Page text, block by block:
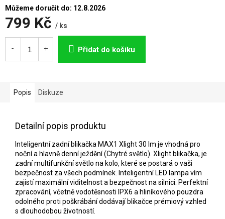
799 Kč / ks
Měrná
cena:
Můžeme doručit do: 12.8.2026
Přidat do košíku
Popis Diskuze
Detailní popis produktu
Inteligentní zadní blikačka MAX1 Xlight 30 lm je vhodná pro
noční a hlavně denní ježdění (Chytré světlo). Xlight blikačka, je
zadní multifunkční světlo na kolo, které se postará o vaši
bezpečnost za všech podmínek. Inteligentní LED lampa vím
zajistí maximální viditelnost a bezpečnost na silnici. Perfektní
zpracování, včetně vodotěsnosti IPX6 a hliníkového pouzdra
odolného proti poškrábání dodávají blikačce prémiový vzhled
s dlouhodobou životností.